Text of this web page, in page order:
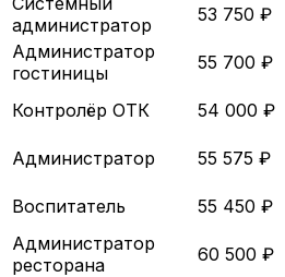
администратор
53 750 ₽
Администратор
гостиницы
55 700 ₽
Контролёр ОТК 54 000 ₽
Администратор
55 575 ₽
Воспитатель
55 450 ₽
Администратор
ресторана
60 500 ₽